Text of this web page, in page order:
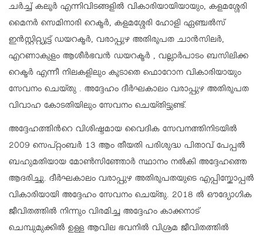
ചർച്ച് കലൂർ എന്നിവിടങ്ങളിൽ വികാരിയായിയായും, കളമശ്ശേരി
മൈനർ സെമിനാരി റെക്ടർ, കളമശ്ശേരി ഹോളി ഏഞ്ചൽസ്
ഇൻസ്റ്റിറ്റ്യൂട്ട് ഡയറക്ടർ, വരാപ്പുഴ അതിരൂപത ചാൻസിലർ,
എറണാകുളം ആശീർഭവൻ ഡയറക്ടർ , വല്ലാർപാടം ബസിലിക്ക
റെക്ടർ എന്നീ നിലകളിലും കൂടാതെ ഫൊറോന വികാരിയായും
സേവനം ചെയ്തു . അദ്ദേഹം ദീർഘകാലം വരാപ്പുഴ അതിരൂപത
വിവാഹ കോടതിയിലും സേവനം ചെയ്തിട്ടുണ്ട്.
അദ്ദേഹത്തിൻറെ വിശിഷ്ടമായ വൈദിക സേവനത്തിനിടയിൽ
2009 സെപ്റ്റംബർ 13 ആം തീയതി പരിശുദ്ധ പിതാവ് പേപ്പൽ
ബഹുമതിയായ മോൺസിഞ്ഞോർ സ്ഥാനം നൽകി അദ്ദേഹത്തെ
ആദരിച്ചു. ദീർഘകാലം വരാപ്പുഴ അതിരൂപതയുടെ എപ്പിസ്കോപ്പൽ
വികാരിയായി അദ്ദേഹം സേവനം ചെയ്തു. 2018 ൽ ഔദ്യോഗിക
ജീവിതത്തിൽ നിന്നും വിരമിച്ച അദ്ദേഹം കാക്കനാട്
ചെമ്പുമുക്കിൽ ഉള്ള ആവില ഭവനിൽ വിശ്രമ ജീവിതത്തിൽ